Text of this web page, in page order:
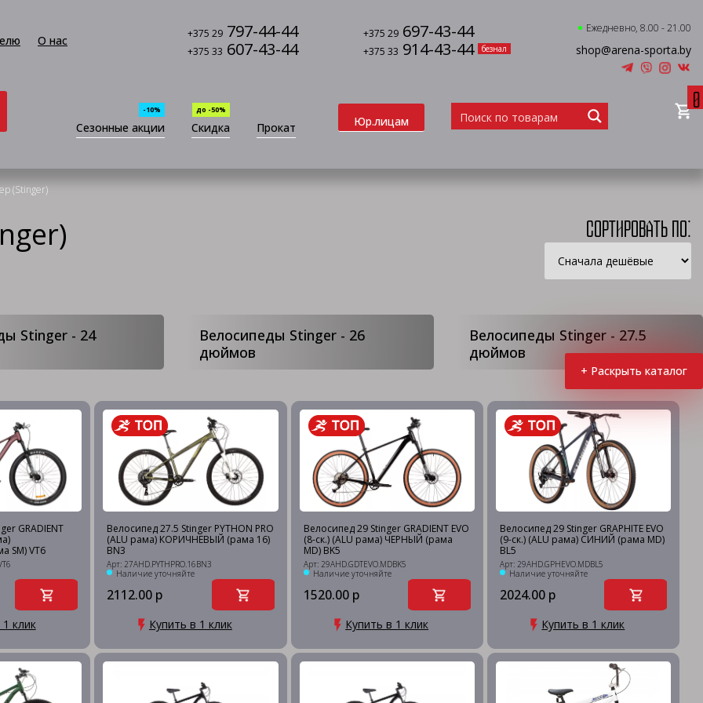
О нас +375 29 797-44-44 +375 29 697-43-44
+375 33 607-43-44 +375 33 914-43-44 безнал
Ежедневно, 8.00 - 21.00
shop@arena-sporta.by
Сезонные акции
-10%
Скидка
до -50%
Прокат Юр.лицам
0
(Stinger)
Сортировать по:
Stinger - 24
Велосипеды Stinger - 26
дюймов
Велосипеды Stinger - 27.5
дюймов
+ Раскрыть каталог
GRADIENT
SM) VT6
клик
Велосипед 27.5 Stinger PYTHON PRO
(ALU рама) КОРИЧНЕВЫЙ (рама 16)
BN3
Арт: 27AHD.PYTHPRO.16BN3
Наличие уточняйте
2112.00 р
Купить в 1 клик
Велосипед 29 Stinger GRADIENT EVO
(8-ск.) (ALU рама) ЧЕРНЫЙ (рама
MD) BK5
Арт: 29AHD.GDTEVO.MDBK5
Наличие уточняйте
1520.00 р
Купить в 1 клик
Велосипед 29 Stinger GRAPHITE EVO
(9-ск.) (ALU рама) СИНИЙ (рама MD)
BL5
Арт: 29AHD.GPHEVO.MDBL5
Наличие уточняйте
2024.00 р
Купить в 1 клик